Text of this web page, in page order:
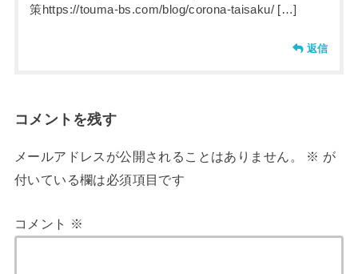
策https://touma-bs.com/blog/corona-taisaku/ […]
返信
コメントを残す
メールアドレスが公開されることはありません。 ※ が
付いている欄は必須項目です
コメント ※